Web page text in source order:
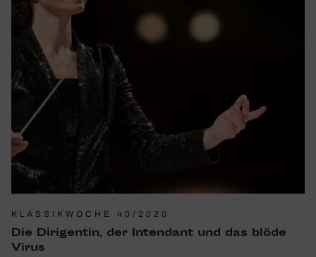
KLASSIKWOCHE 40/2020
Die Diri­gentin, der Inten­dant und das blöde
Virus